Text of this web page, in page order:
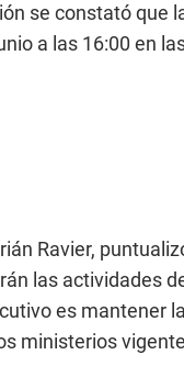
se constató que
a las 16:00 en
Ravier,
las actividades
es mantener
ministerios